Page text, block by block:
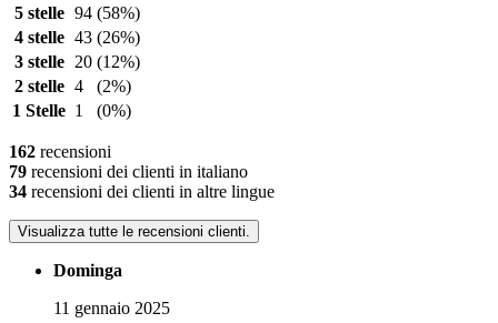
5 stelle 94 (58%)
4 stelle 43 (26%)
3 stelle
20 (12%)
2 stelle 4
(2%)
1 Stelle 1 (0%)
162 recensioni
79 recensioni dei clienti in italiano
34 recensioni dei clienti in altre lingue
Visualizza tutte le recensioni clienti.
Dominga
11 gennaio 2025